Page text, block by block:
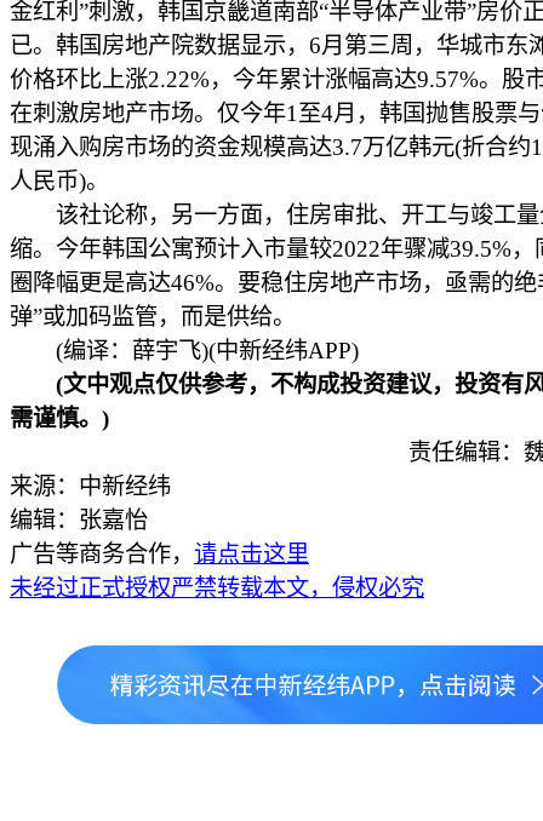
金红利”刺激，韩国京畿道南部“半导体产业带”房价
已。韩国房地产院数据显示，6月第三周，华城市东
价格环比上涨2.22%，今年累计涨幅高达9.57%。股
在刺激房地产市场。仅今年1至4月，韩国抛售股票
现涌入购房市场的资金规模高达3.7万亿韩元(折合约
人民币)。
该社论称，另一方面，住房审批、开工与竣工量
缩。今年韩国公寓预计入市量较2022年骤减39.5%，
圈降幅更是高达46%。要稳住房地产市场，亟需的绝
弹”或加码监管，而是供给。
(编译：薛宇飞)(中新经纬APP)
(文中观点仅供参考，不构成投资建议，投资有
需谨慎。)
责任编辑：
来源：中新经纬
编辑：张嘉怡
广告等商务合作， 请点击这里
未经过正式授权严禁转载本文，侵权必究